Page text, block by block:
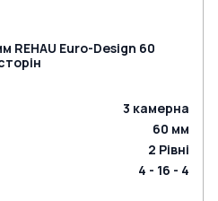
REHAU Euro-Design 60
3 камерна
60 мм
2 Рівні
4 - 16 - 4